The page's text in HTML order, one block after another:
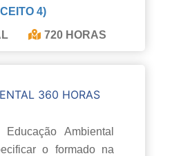
4)
720 HORAS
360 HORAS
Educação Ambiental
o formado na